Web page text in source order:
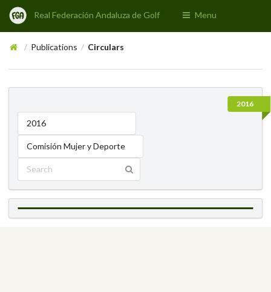
Real Federación Andaluza de Golf Menu
/ Publications / Circulars
2016
2016
Comisión Mujer y Deporte